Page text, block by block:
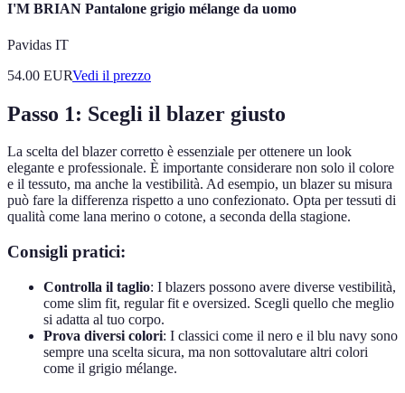
I'M BRIAN Pantalone grigio mélange da uomo
Pavidas IT
54.00 EURVedi il prezzo
Passo 1: Scegli il blazer giusto
La scelta del blazer corretto è essenziale per ottenere un look
elegante e professionale. È importante considerare non solo il colore
e il tessuto, ma anche la vestibilità. Ad esempio, un blazer su misura
può fare la differenza rispetto a uno confezionato. Opta per tessuti di
qualità come lana merino o cotone, a seconda della stagione.
Consigli pratici:
Controlla il taglio: I blazers possono avere diverse vestibilità,
come slim fit, regular fit e oversized. Scegli quello che meglio
si adatta al tuo corpo.
Prova diversi colori: I classici come il nero e il blu navy sono
sempre una scelta sicura, ma non sottovalutare altri colori
come il grigio mélange.